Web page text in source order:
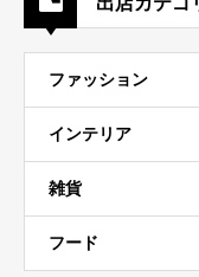
ファッション
インテリア
雑貨
フード